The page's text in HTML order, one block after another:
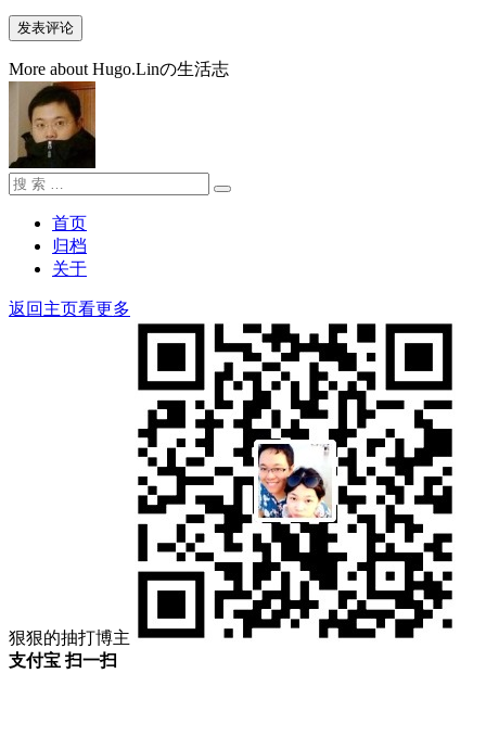
More about Hugo.Linの生活志
搜
搜
首页
归档
关于
返回主页看更多
狠狠的抽打博主
支付宝 扫一扫